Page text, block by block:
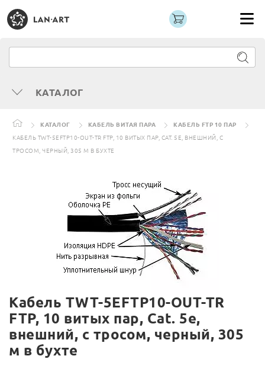
КАТАЛОГ
КАТАЛОГ КАБЕЛЬ ВИТАЯ ПАРА
КАБЕЛЬ FTP 10 ПАР
КАБЕЛЬ TWT-5EFTP10-OUT-TR FTP, 10 ВИТЫХ ПАР, CAT. 5E, ВНЕШНИЙ, С
ТРОСОМ, ЧЕРНЫЙ, 305 М В БУХТЕ
Кабель TWT-5EFTP10-OUT-TR
FTP, 10 витых пар, Cat. 5e,
внешний, с тросом, черный, 305
м в бухте